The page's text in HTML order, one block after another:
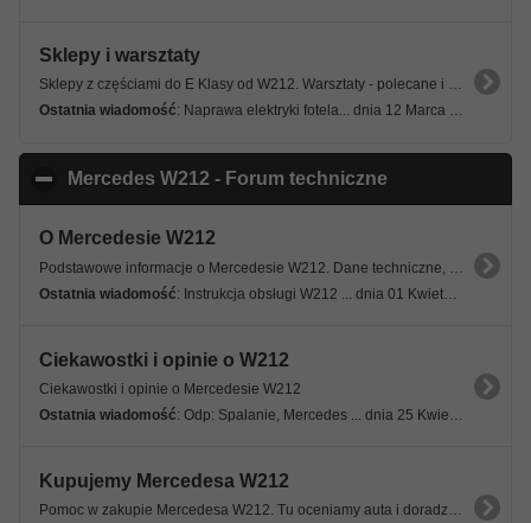
Sklepy i warsztaty
Sklepy z częściami do E Klasy od W212. Warsztaty - polecane i niepolecane.
Ostatnia wiadomość: Naprawa elektryki fotela... dnia 12 Marca 2026, 07:48 12s
Mercedes W212 - Forum techniczne
O Mercedesie W212
Ostatnia wiadomość: Instrukcja obsługi W212 ... dnia 01 Kwietnia 2026, 22:52 12s
Ciekawostki i opinie o W212
Ciekawostki i opinie o Mercedesie W212
Ostatnia wiadomość: Odp: Spalanie, Mercedes ... dnia 25 Kwietnia 2025, 09:56 45s
Kupujemy Mercedesa W212
Pomoc w zakupie Mercedesa W212. Tu oceniamy auta i doradzamy, pomagamy w zakupie wymarzonego modelu.